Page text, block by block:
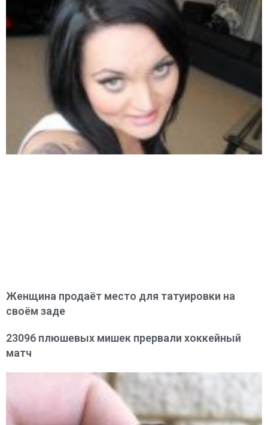
Женщина продаёт место для татуировки на
своём заде
23096 плюшевых мишек прервали хоккейный
матч